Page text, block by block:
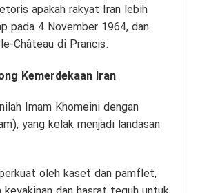
apakah rakyat Iran lebih
pada 4 November 1964, dan
Château di Prancis.
Kemerdekaan Iran
Imam Khomeini dengan
yang kelak menjadi landasan
oleh kaset dan pamflet,